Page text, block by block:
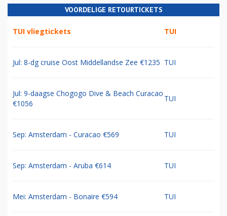
VOORDELIGE RETOURTICKETS
TUI vliegtickets TUI
Jul: 8-dg cruise Oost Middellandse Zee €1235 TUI
Jul: 9-daagse Chogogo Dive & Beach Curacao
€1056
TUI
Sep: Amsterdam - Curacao €569 TUI
Sep: Amsterdam - Aruba €614 TUI
Mei: Amsterdam - Bonaire €594 TUI